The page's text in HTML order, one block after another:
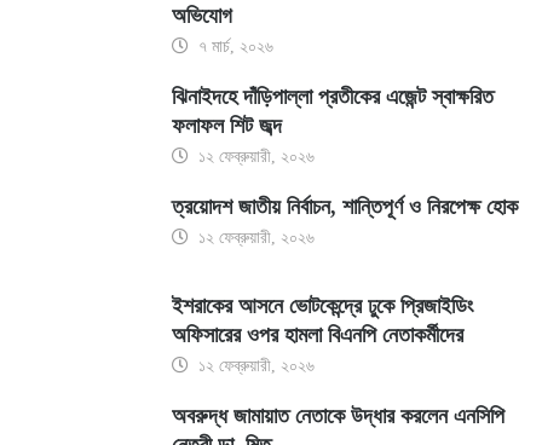
অভিযোগ
৭ মার্চ, ২০২৬
ঝিনাইদহে দাঁড়িপাল্লা প্রতীকের এজেন্ট স্বাক্ষরিত
ফলাফল শিট জব্দ
১২ ফেব্রুয়ারী, ২০২৬
ত্রয়োদশ জাতীয় নির্বাচন, শান্তিপূর্ণ ও নিরপেক্ষ হোক
১২ ফেব্রুয়ারী, ২০২৬
ইশরাকের আসনে ভোটকেন্দ্রে ঢুকে প্রিজাইডিং
অফিসারের ওপর হামলা বিএনপি নেতাকর্মীদের
১২ ফেব্রুয়ারী, ২০২৬
অবরুদ্ধ জামায়াত নেতাকে উদ্ধার করলেন এনসিপি